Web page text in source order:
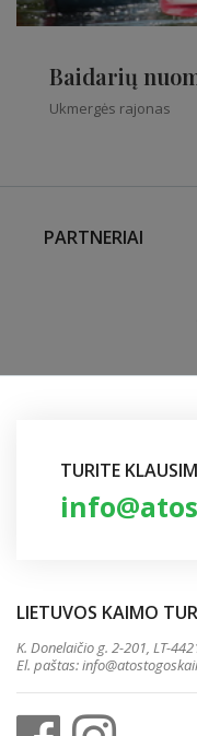
Baidarių
Ukmergės rajonas
PARTNERIAI
TURITE
LIETUVOS KAIMO
K. Donelaičio g. 2-201, LT-
El. paštas: